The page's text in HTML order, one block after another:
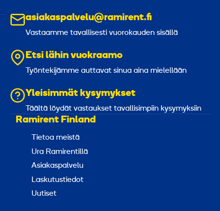
asiakaspalvelu@ramirent.fi
Vastaamme tavallisesti vuorokauden sisällä
Etsi lähin vuokraamo
Työntekijämme auttavat sinua aina mielellään
Yleisimmät kysymykset
Täältä löydät vastaukset tavallisimpiin kysymyksiin
Ramirent Finland
Tietoa meistä
Ura Ramirentillä
Asiakaspalvelu
Laskutustiedot
Uutiset